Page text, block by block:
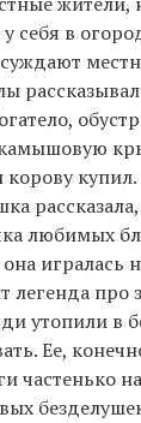
себя в
корову купил.
любимых
игралась
легенда про
утопили в
Ее,
частенько